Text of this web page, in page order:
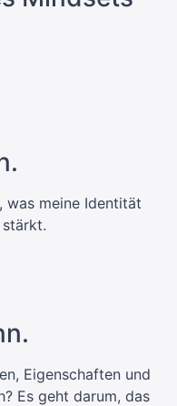
was meine Identität
Eigenschaften und
Es geht darum, das